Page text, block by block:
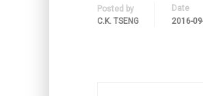
Posted by
C.K. TSENG
Date
2016-